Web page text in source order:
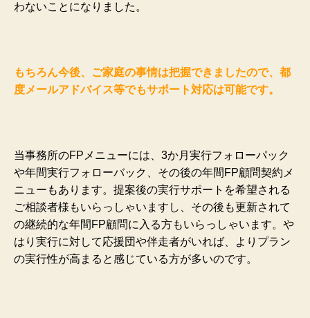
わないことになりました。
もちろん今後、ご家庭の事情は把握できましたので、都
度メールアドバイス等でもサポート対応は可能です。
当事務所のFPメニューには、3か月実行フォローパック
や年間実行フォローバック、その後の年間FP顧問契約メ
ニューもあります。提案後の実行サポートを希望される
ご相談者様もいらっしゃいますし、その後も更新されて
の継続的な年間FP顧問に入る方もいらっしゃいます。や
はり実行に対して応援団や伴走者がいれば、よりプラン
の実行性が高まると感じている方が多いのです。